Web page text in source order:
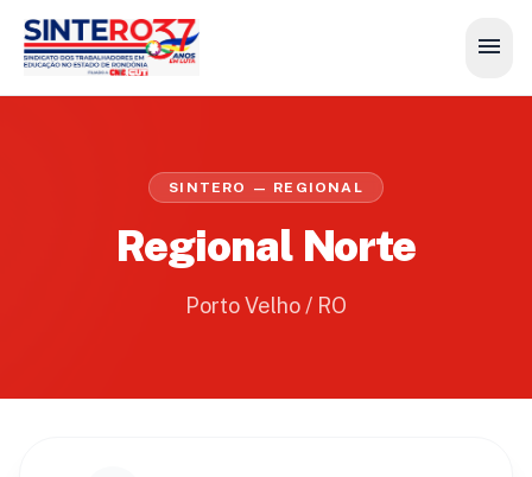
menu
SINTERO — REGIONAL
Regional Norte
Porto Velho / RO